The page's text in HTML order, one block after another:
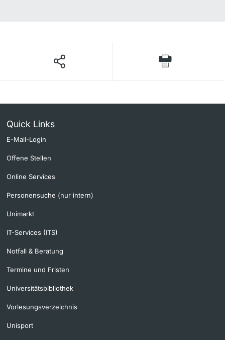
Quick Links
E-Mail-Login
Offene Stellen
Online Services
Personensuche (nur intern)
Unimarkt
IT-Services (ITS)
Notfall & Beratung
Termine und Fristen
Universitätsbibliothek
Vorlesungsverzeichnis
Unisport